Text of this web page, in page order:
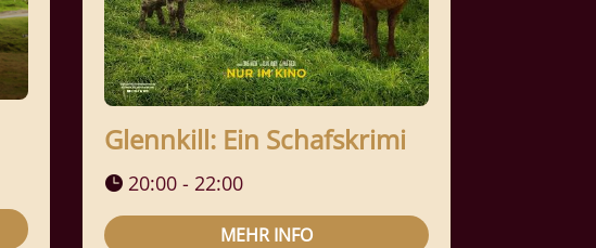
Glennkill: Ein Schafskrimi
20:00 - 22:00
MEHR INFO